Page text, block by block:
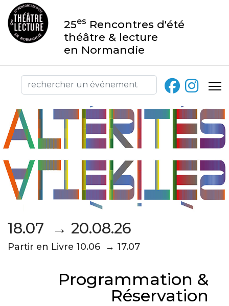
25es Rencontres d'été
théâtre & lecture
en Normandie
18.07 → 20.08.26
Partir en Livre 10.06 → 17.07
Programmation &
Réservation